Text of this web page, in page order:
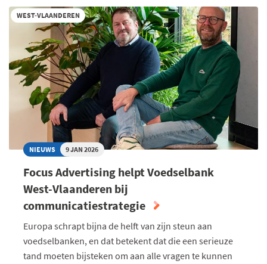
IN
OP
SENTIMENTSANALYSE
VAN
ONLINE
TEKSTCOMMUNICATIE
WEST-VLAANDEREN
NIEUWS 9 JAN 2026
Focus Advertising helpt Voedselbank
West-Vlaanderen bij
communicatiestrategie
Europa schrapt bijna de helft van zijn steun aan
voedselbanken, en dat betekent dat die een serieuze
tand moeten bijsteken om aan alle vragen te kunnen